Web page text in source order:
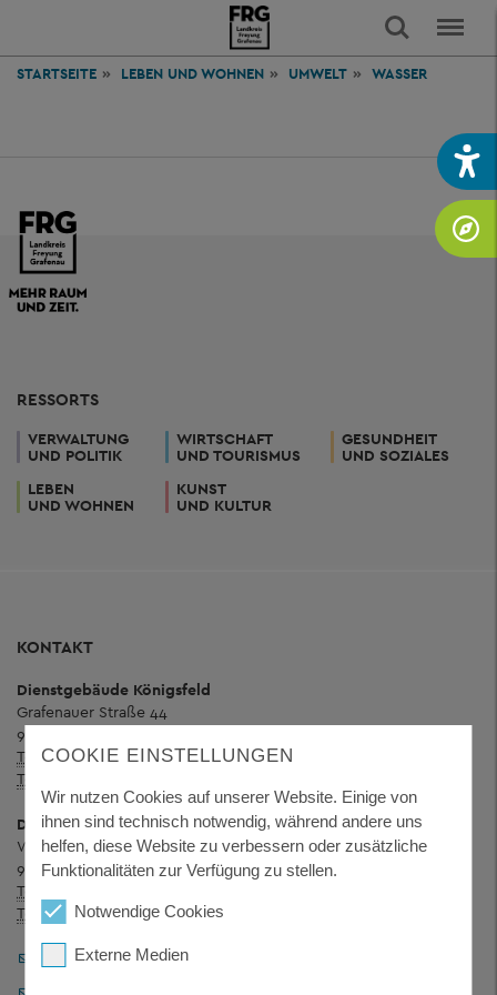
STARTSEITE LEBEN UND WOHNEN UMWELT WASSER
RESSORTS
VERWALTUNG
UND POLITIK
WIRTSCHAFT
UND TOURISMUS
GESUNDHEIT
UND SOZIALES
LEBEN
UND WOHNEN
KUNST
UND KULTUR
KONTAKT
Dienstgebäude Königsfeld
Grafenauer Straße 44
94078 Freyung
Telefon: + 49 8551 57-0
Telefax:
Dienstgebäude Wolfstein
Wolfkerstraße 3
94078 Freyung
Telefon:
Telefax:
+ 49 8551 57-4506
Landratsamt Freyung-Grafenau
COOKIE EINSTELLUNGEN
Wir nutzen Cookies auf unserer Website. Einige von
ihnen sind technisch notwendig, während andere uns
helfen, diese Website zu verbessern oder zusätzliche
Funktionalitäten zur Verfügung zu stellen.
Notwendige Cookies
Externe Medien